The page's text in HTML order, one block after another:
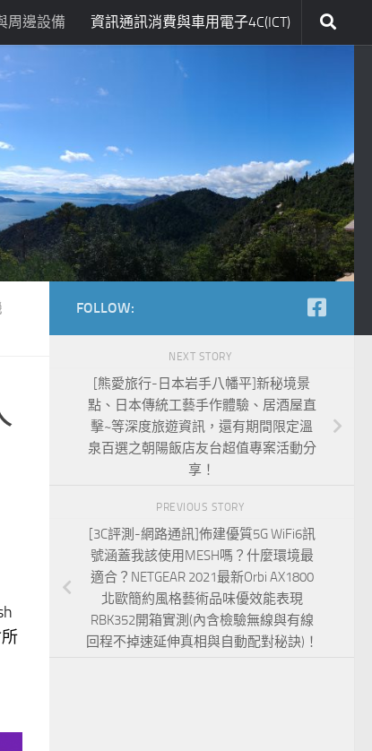
周邊設備 資訊通訊消費與車用電子4C(ICT)
FOLLOW:
NEXT STORY
[熊愛旅行-日本岩手八幡平]新秘境景
點、日本傳統工藝手作體驗、居酒屋直
擊~等深度旅遊資訊，還有期間限定溫
泉百選之朝陽飯店友台超值專案活動分
享！
PREVIOUS STORY
[3C評測-網路通訊]佈建優質5G WiFi6訊
號涵蓋我該使用MESH嗎？什麼環境最
適合？NETGEAR 2021最新Orbi AX1800
北歐簡約風格藝術品味優效能表現
RBK352開箱實測(內含檢驗無線與有線
回程不掉速延伸真相與自動配對秘訣)！